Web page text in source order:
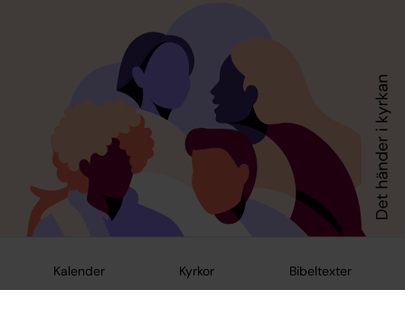
Kalender Kyrkor Bibeltexter